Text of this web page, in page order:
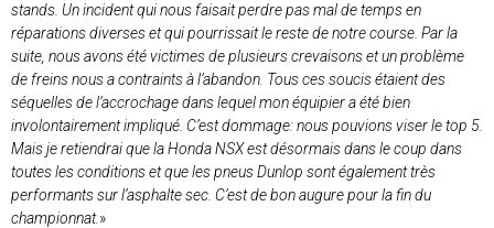
stands. Un incident qui nous faisait perdre pas mal de temps en
réparations diverses et qui pourrissait le reste de notre course. Par la
suite, nous avons été victimes de plusieurs crevaisons et un problème
de freins nous a contraints à l’abandon. Tous ces soucis étaient des
séquelles de l’accrochage dans lequel mon équipier a été bien
involontairement impliqué. C’est dommage: nous pouvions viser le top 5.
Mais je retiendrai que la Honda NSX est désormais dans le coup dans
toutes les conditions et que les pneus Dunlop sont également très
performants sur l’asphalte sec. C’est de bon augure pour la fin du
championnat.»